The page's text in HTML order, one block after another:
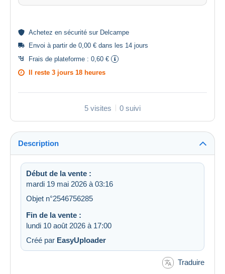
Achetez en sécurité sur Delcampe
Envoi à partir de 0,00 € dans les 14 jours
Frais de plateforme : 0,60 €
Il reste 3 jours 18 heures
5 visites 0 suivi
Description
Début de la vente :
mardi 19 mai 2026 à 03:16
Objet n°2546756285
Fin de la vente :
lundi 10 août 2026 à 17:00
Créé par EasyUploader
Traduire